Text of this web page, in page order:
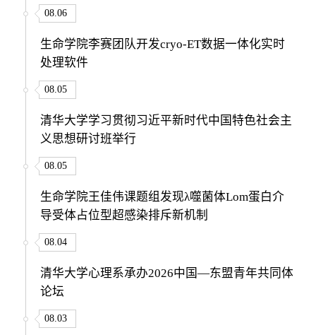
08.06
生命学院李赛团队开发cryo-ET数据一体化实时
处理软件
08.05
清华大学学习贯彻习近平新时代中国特色社会主
义思想研讨班举行
08.05
生命学院王佳伟课题组发现λ噬菌体Lom蛋白介
导受体占位型超感染排斥新机制
08.04
清华大学心理系承办2026中国—东盟青年共同体
论坛
08.03